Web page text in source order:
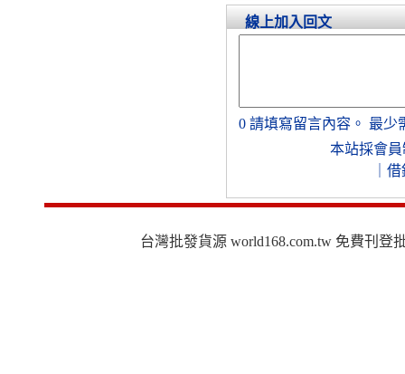
線上加入回文
0 請填寫留言內容。 最少
本站採會員
借
台灣批發貨源 world168.com.tw 免費刊登